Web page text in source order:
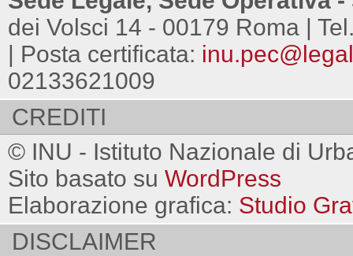
dei Volsci 14 - 00179 Roma |
| Posta certificata:
02133621009
CREDITI
© INU - Istituto Nazionale di
Sito basato su WordPress
Elaborazione grafica: Studio
DISCLAIMER